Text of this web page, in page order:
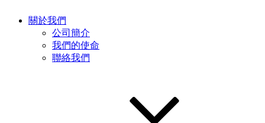
關於我們
公司簡介
我們的使命
聯絡我們